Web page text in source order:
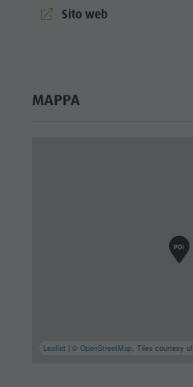
aria.website:
Sito web
MAPPA
Leaflet | ©OpenStreetMap, Tiles courtesy of